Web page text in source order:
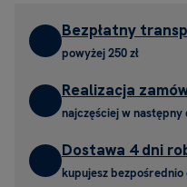
Bezpłatny
powyżej 250 zł
Realizacja
najczęściej w
Dostawa 4 dni
kupujesz